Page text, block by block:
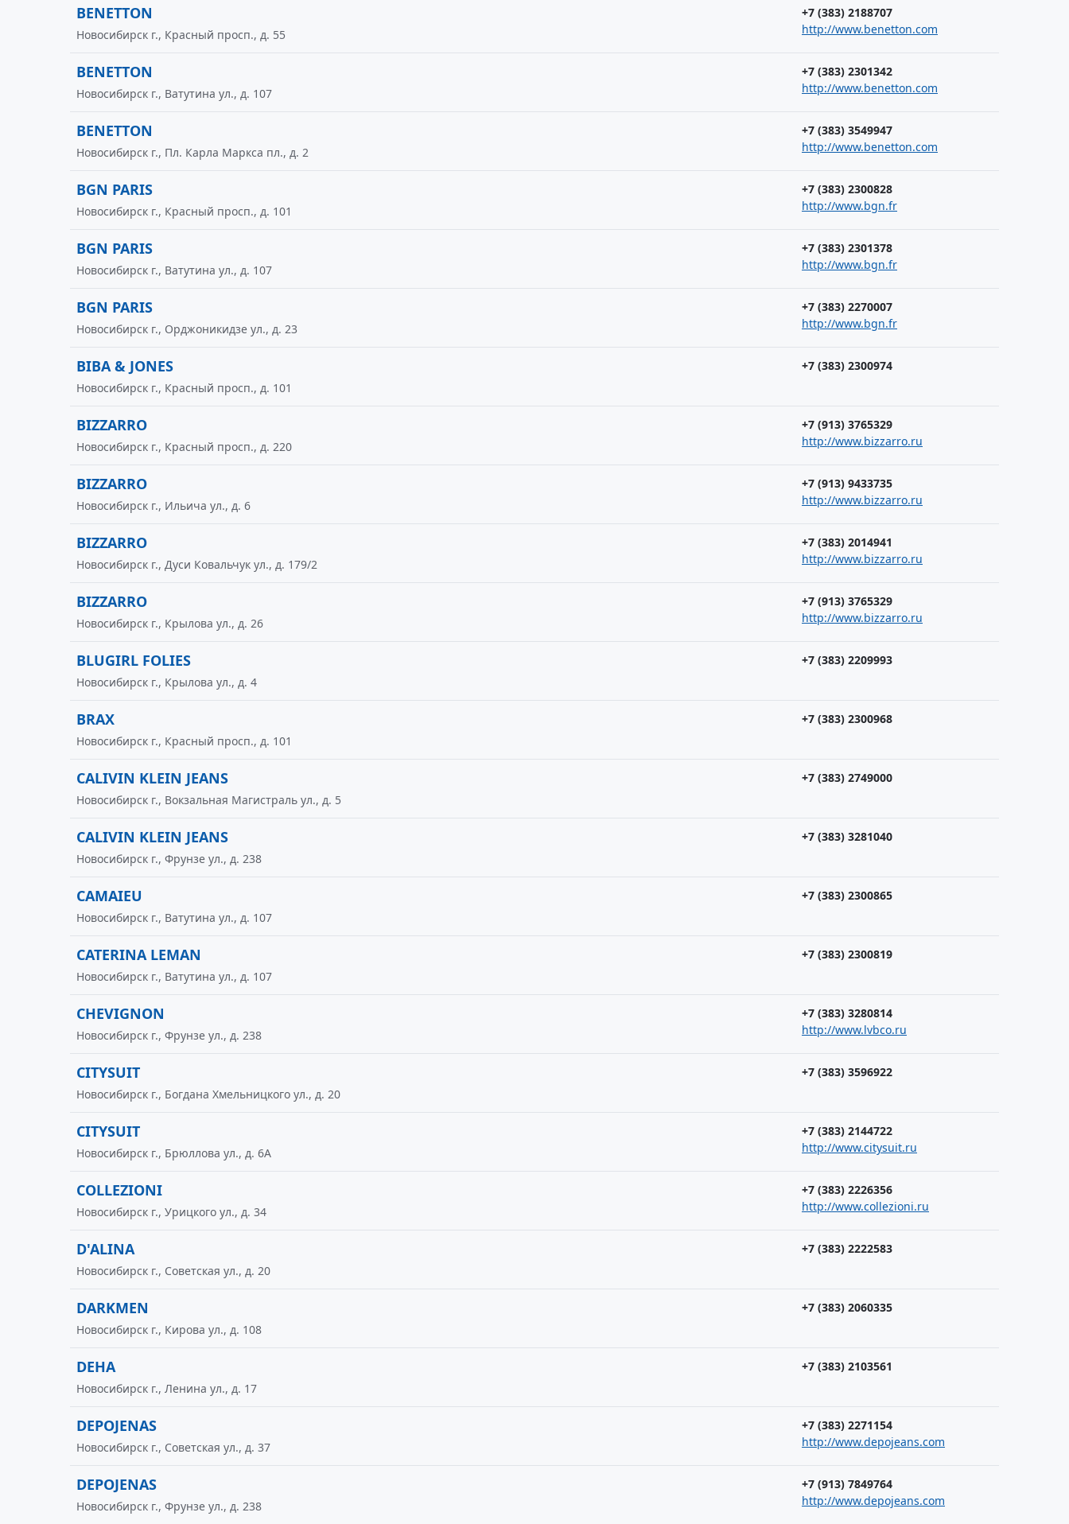
BENETTON
+7 (383) 2188707
http://www.benetton.com
Новосибирск г., Красный просп., д. 55
BENETTON
+7 (383) 2301342
http://www.benetton.com
Новосибирск г., Ватутина ул., д. 107
BENETTON
+7 (383) 3549947
http://www.benetton.com
Новосибирск г., Пл. Карла Маркса пл., д. 2
BGN PARIS
+7 (383) 2300828
http://www.bgn.fr
Новосибирск г., Красный просп., д. 101
BGN PARIS
+7 (383) 2301378
http://www.bgn.fr
Новосибирск г., Ватутина ул., д. 107
BGN PARIS
+7 (383) 2270007
http://www.bgn.fr
Новосибирск г., Орджоникидзе ул., д. 23
BIBA & JONES
+7 (383) 2300974
Новосибирск г., Красный просп., д. 101
BIZZARRO
+7 (913) 3765329
http://www.bizzarro.ru
Новосибирск г., Красный просп., д. 220
BIZZARRO
+7 (913) 9433735
http://www.bizzarro.ru
Новосибирск г., Ильича ул., д. 6
BIZZARRO
+7 (383) 2014941
http://www.bizzarro.ru
Новосибирск г., Дуси Ковальчук ул., д. 179/2
BIZZARRO
+7 (913) 3765329
http://www.bizzarro.ru
Новосибирск г., Крылова ул., д. 26
BLUGIRL FOLIES
+7 (383) 2209993
Новосибирск г., Крылова ул., д. 4
BRAX
+7 (383) 2300968
Новосибирск г., Красный просп., д. 101
CALIVIN KLEIN JEANS
+7 (383) 2749000
Новосибирск г., Вокзальная Магистраль ул., д. 5
CALIVIN KLEIN JEANS
+7 (383) 3281040
Новосибирск г., Фрунзе ул., д. 238
CAMAIEU
+7 (383) 2300865
Новосибирск г., Ватутина ул., д. 107
CATERINA LEMAN
+7 (383) 2300819
Новосибирск г., Ватутина ул., д. 107
CHEVIGNON
+7 (383) 3280814
http://www.lvbco.ru
Новосибирск г., Фрунзе ул., д. 238
CITYSUIT
+7 (383) 3596922
Новосибирск г., Богдана Хмельницкого ул., д. 20
CITYSUIT
+7 (383) 2144722
http://www.citysuit.ru
Новосибирск г., Брюллова ул., д. 6А
COLLEZIONI
+7 (383) 2226356
http://www.collezioni.ru
Новосибирск г., Урицкого ул., д. 34
D'ALINA
+7 (383) 2222583
Новосибирск г., Советская ул., д. 20
DARKMEN
+7 (383) 2060335
Новосибирск г., Кирова ул., д. 108
DEHA
+7 (383) 2103561
Новосибирск г., Ленина ул., д. 17
DEPOJENAS
+7 (383) 2271154
http://www.depojeans.com
Новосибирск г., Советская ул., д. 37
DEPOJENAS
+7 (913) 7849764
http://www.depojeans.com
Новосибирск г., Фрунзе ул., д. 238